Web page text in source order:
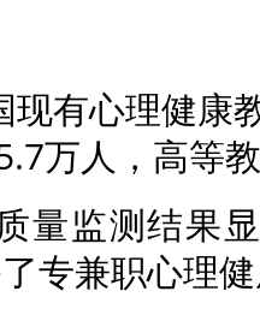
现有心理健康
万人，高等
量监测结果
专兼职心理